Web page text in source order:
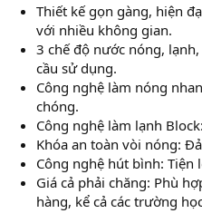
Thiết kế gọn gàng, hiện
với nhiều không gian.
3 chế độ nước nóng,
cầu sử dụng.
Công nghệ làm nóng
chóng.
Công nghệ làm lạnh
Khóa an toàn vòi nóng:
Công nghệ hút bình:
Giá cả phải chăng: Phù
hàng, kể cả các trường